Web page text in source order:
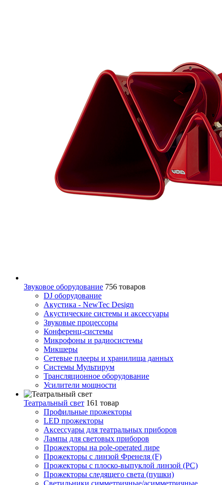
Звуковое оборудование 756 товаров
DJ оборудование
Акустика - NewTec Design
Акустические системы и аксессуары
Звуковые процессоры
Конференц-системы
Микрофоны и радиосистемы
Микшеры
Сетевые плееры и хранилища данных
Системы Мультирум
Трансляционное оборудование
Усилители мощности
Театральный свет 161 товар
Профильные прожекторы
LED прожекторы
Аксессуары для театральных приборов
Лампы для световых приборов
Прожекторы на pole-operated лире
Прожекторы с линзой Френеля (F)
Прожекторы с плоско-выпуклой линзой (PC)
Прожекторы следящего света (пушки)
Светильники симметричные/асимметричные